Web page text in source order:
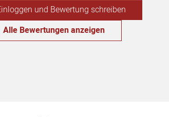
und Bewertung schreiben
Alle Bewertungen anzeigen